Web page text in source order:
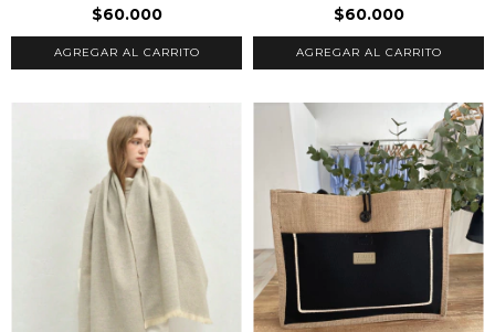
$60.000 $60.000